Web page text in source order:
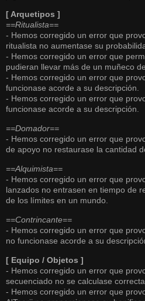
[ Arquetipos ]
==Ritualista==
- Hemos corregido un error que
ritualista no aumentase su
- Hemos corregido un error que
pudieran llevar más de un muñeco
- Hemos corregido un error que
funcionase acorde a su descripción.
- Hemos corregido un error que
funcionase acorde a su descripción.
==Domador==
- Hemos corregido un error que
de apoyo no restaurase la cantidad
==Alquimista==
- Hemos corregido un error que
lanzados no entrasen en tiempo de
de los límites en un mundo.
==Contrincante==
- Hemos corregido un error que
no funcionase acorde a su
[ Equipo / Objetos ]
- Hemos corregido un error que
secuenciado no se calculase
- Hemos corregido un error que